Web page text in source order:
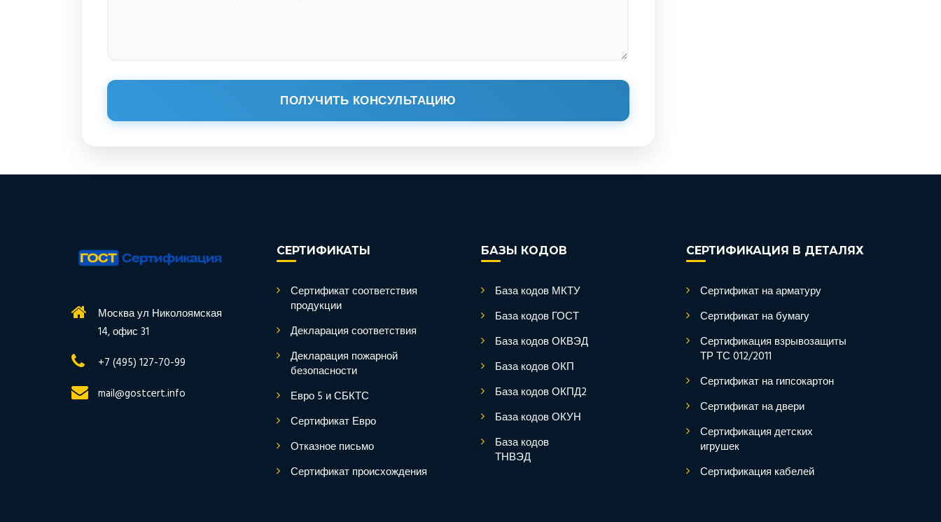
ПОЛУЧИТЬ КОНСУЛЬТАЦИЮ
Москва ул Николоямская
14, офис 31
+7 (495) 127-70-99
mail@gostcert.info
СЕРТИФИКАТЫ
Сертификат соответствия
продукции
Декларация соответствия
Декларация пожарной
безопасности
Евро 5 и СБКТС
Сертификат Евро
Отказное письмо
Сертификат происхождения
БАЗЫ КОДОВ
База кодов МКТУ
База кодов ГОСТ
База кодов ОКВЭД
База кодов ОКП
База кодов ОКПД2
База кодов ОКУН
База кодов
ТНВЭД
СЕРТИФИКАЦИЯ В ДЕТАЛЯХ
Сертификат на арматуру
Сертификат на бумагу
Сертификация взрывозащиты
ТР ТС 012/2011
Сертификат на гипсокартон
Сертификат на двери
Сертификация детских
игрушек
Сертификация кабелей